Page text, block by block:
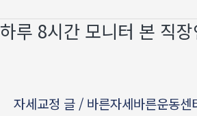
하루 8시간 모니터 본 직
자세교정 글 / 바른자세바른운동센
하루
8시간
거북목,